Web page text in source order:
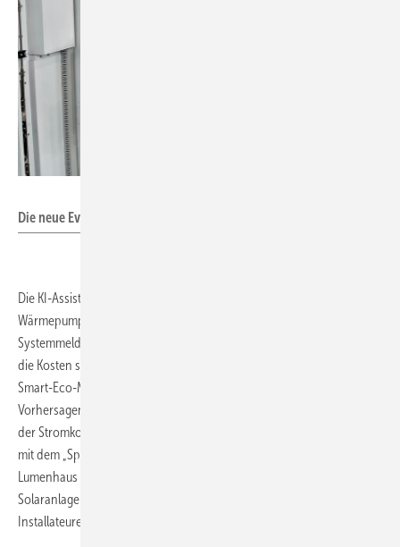
Die neue Evercore-Reihe.
Die KI-Assistenz Lumi ermöglicht eine intuitive Steuerung – von der
Wärmepumpe über das E-Laden bis hin zur Diagnose von
Systemmeldungen. So entstehen personalisierte Energiestrategien,
die Kosten senken und die Energieunabhängigkeit erhöhen. Der neue
Smart-Eco-Modus kombiniert dynamische Stromtarife mit erlernten
Vorhersagen. Laut Lumenhaus können Haushalte so bis zu 96 Prozent
der Stromkosten sparen. Kießling vergleicht den Smart-Eco-Modus
mit dem „Spielmacher auf dem Feld“. Darüber hinaus erweitert
Lumenhaus künftig seine Partnerprogramme für die Installation von
Solaranlagen, Stromspeichern und Wärmepumpen – und lädt weitere
Installateure ein, Teil dieses Ökosystems zu werden.